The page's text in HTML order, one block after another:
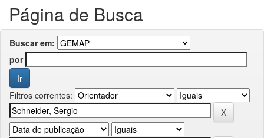
Página de Busca
Buscar em:
por
Filtros correntes: